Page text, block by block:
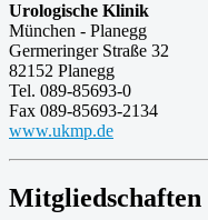
Urologische Klinik
München - Planegg
Germeringer Straße 32
82152 Planegg
Tel. 089-85693-0
Fax 089-85693-2134
www.ukmp.de
Mitgliedschaften